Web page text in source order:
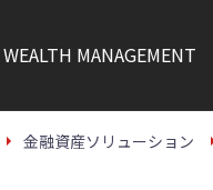
WEALTH MANAGEMENT
金融資産ソリューション